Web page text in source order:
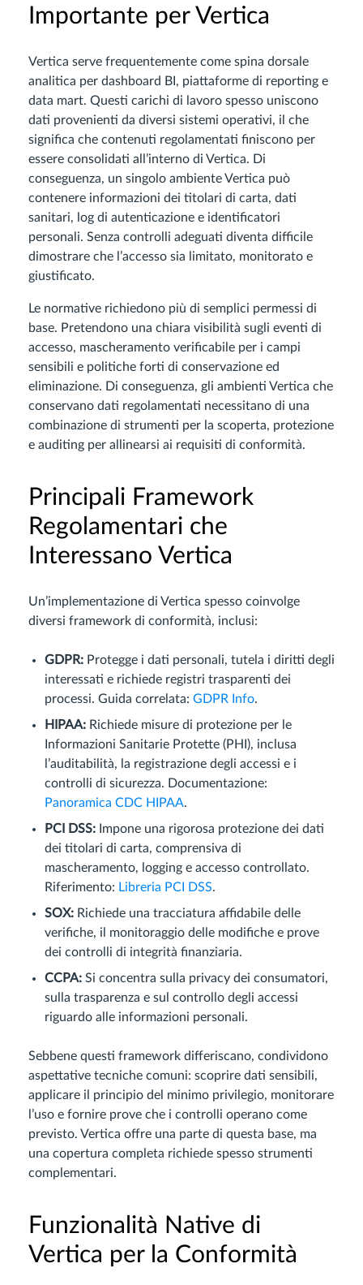
Importante per Vertica
Vertica serve frequentemente come spina dorsale
analitica per dashboard BI, piattaforme di reporting e
data mart. Questi carichi di lavoro spesso uniscono
dati provenienti da diversi sistemi operativi, il che
significa che contenuti regolamentati finiscono per
essere consolidati all’interno di Vertica. Di
conseguenza, un singolo ambiente Vertica può
contenere informazioni dei titolari di carta, dati
sanitari, log di autenticazione e identificatori
personali. Senza controlli adeguati diventa difficile
dimostrare che l’accesso sia limitato, monitorato e
giustificato.
Le normative richiedono più di semplici permessi di
base. Pretendono una chiara visibilità sugli eventi di
accesso, mascheramento verificabile per i campi
sensibili e politiche forti di conservazione ed
eliminazione. Di conseguenza, gli ambienti Vertica che
conservano dati regolamentati necessitano di una
combinazione di strumenti per la scoperta, protezione
e auditing per allinearsi ai requisiti di conformità.
Principali Framework
Regolamentari che
Interessano Vertica
Un’implementazione di Vertica spesso coinvolge
diversi framework di conformità, inclusi:
GDPR: Protegge i dati personali, tutela i diritti degli
interessati e richiede registri trasparenti dei
processi. Guida correlata: GDPR Info.
HIPAA: Richiede misure di protezione per le
Informazioni Sanitarie Protette (PHI), inclusa
l’auditabilità, la registrazione degli accessi e i
controlli di sicurezza. Documentazione:
Panoramica CDC HIPAA.
PCI DSS: Impone una rigorosa protezione dei dati
dei titolari di carta, comprensiva di
mascheramento, logging e accesso controllato.
Riferimento: Libreria PCI DSS.
SOX: Richiede una tracciatura affidabile delle
verifiche, il monitoraggio delle modifiche e prove
dei controlli di integrità finanziaria.
CCPA: Si concentra sulla privacy dei consumatori,
sulla trasparenza e sul controllo degli accessi
riguardo alle informazioni personali.
Sebbene questi framework differiscano, condividono
aspettative tecniche comuni: scoprire dati sensibili,
applicare il principio del minimo privilegio, monitorare
l’uso e fornire prove che i controlli operano come
previsto. Vertica offre una parte di questa base, ma
una copertura completa richiede spesso strumenti
complementari.
Funzionalità Native di
Vertica per la Conformità